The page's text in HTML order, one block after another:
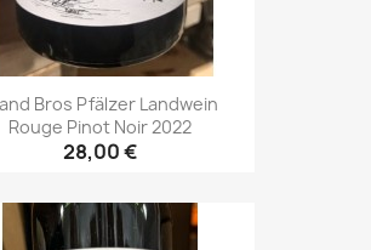
Bros Pfälzer Landwein
Rouge Pinot Noir 2022
28,00 €